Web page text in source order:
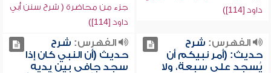
داود [114])
جزء من محاضرة ( شرح سنن أبي
داود [114])
الفهرس: شرح
حديث: (أمر نبيكم أن
يُسجد على سبعة، ولا
الفهرس: شرح
حديث (أن النبي كان إذا
سجد جافى بين يديه